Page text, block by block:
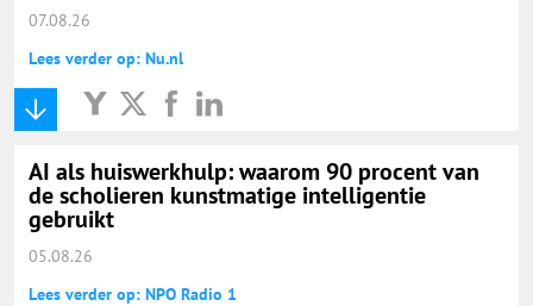
07.08.26
Lees verder op: Nu.nl
AI als huiswerkhulp: waarom 90 procent van
de scholieren kunstmatige intelligentie
gebruikt
05.08.26
Lees verder op: NPO Radio 1